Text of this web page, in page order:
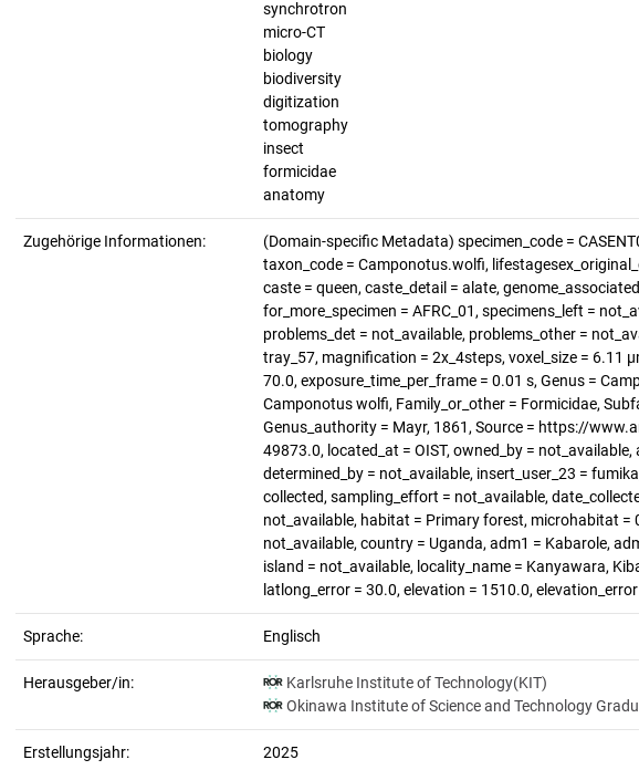
synchrotron
micro-CT
biology
biodiversity
digitization
tomography
insect
formicidae
anatomy
Zugehörige Informationen:
(Domain-specific Metadata) specimen_code =
taxon_code = Camponotus.wolfi,
caste = queen, caste_detail = alate,
for_more_specimen = AFRC_01, specimens_left =
problems_det = not_available, problems_other =
tray_57, magnification = 2x_4steps, voxel_size = 6.11
70.0, exposure_time_per_frame = 0.01 s, Genus =
Camponotus wolfi, Family_or_other = Formicidae,
Genus_authority = Mayr, 1861, Source = https://
49873.0, located_at = OIST, owned_by =
determined_by = not_available, insert_user_23 =
collected, sampling_effort = not_available,
not_available, habitat = Primary forest, microhabitat =
not_available, country = Uganda, adm1 = Kabarole,
island = not_available, locality_name = Kanyawara,
latlong_error = 30.0, elevation = 1510.0,
Sprache: Englisch
Herausgeber/in:
Karlsruhe Institute of Technology(KIT)
Okinawa Institute of Science and Technology
Erstellungsjahr: 2025